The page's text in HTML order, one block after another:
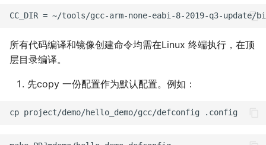
所有代码编译和镜像创建命令均需在Linux 终端执行，在顶
层目录编译。
先copy 一份配置作为默认配置。例如：